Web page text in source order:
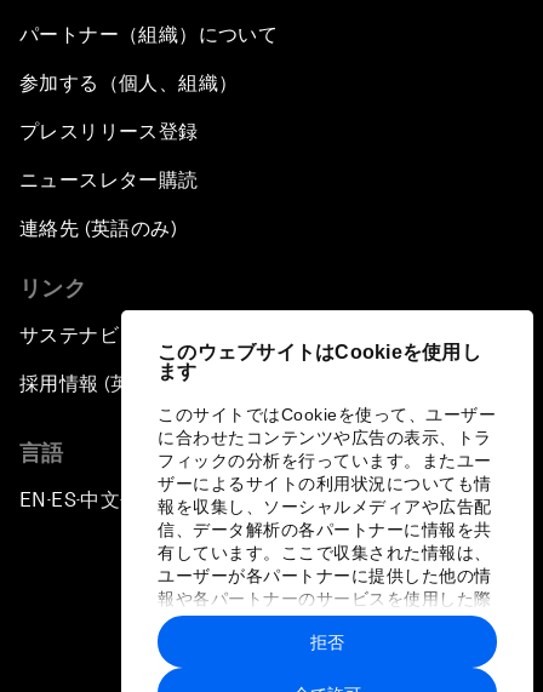
このウェブサイトはCookieを使用し
ます
このサイトではCookieを使って、ユーザー
に合わせたコンテンツや広告の表示、トラ
フィックの分析を行っています。またユー
ザーによるサイトの利用状況についても情
報を収集し、ソーシャルメディアや広告配
信、データ解析の各パートナーに情報を共
有しています。ここで収集された情報は、
ユーザーが各パートナーに提供した他の情
報や各パートナーのサービスを使用した際
に収集された情報と組み合わされ、各パー
トナーによって使用されることがありま
す。
拒否
パートナー（組織）について
参加する（個人、組織）
プレスリリース登録
ニュースレター購読
連絡先 (英語のみ)
リンク
サステナビリティへの取り組み
採用情報 (英語のみ)
言語
EN ▪ ES▪中文▪ 日本語
プライバシーポリシーと利用規約